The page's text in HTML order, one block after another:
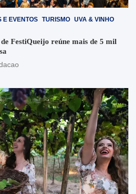
E EVENTOS TURISMO UVA & VINHO
FestiQueijo reúne mais de 5 mil